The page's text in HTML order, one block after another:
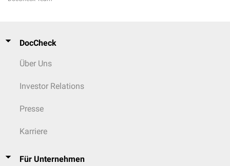
DocCheck
Über Uns
Investor Relations
Presse
Karriere
Für Unternehmen